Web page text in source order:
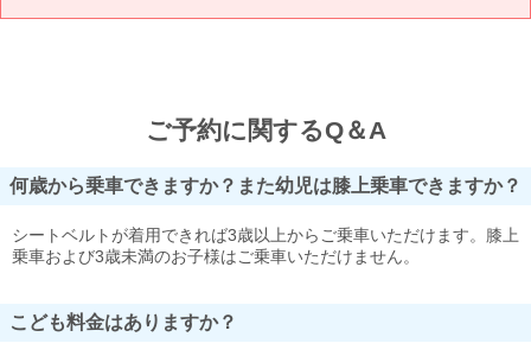
ご予約に関するQ＆A
何歳から乗車できますか？また幼児は膝上乗車できますか？
シートベルトが着用できれば3歳以上からご乗車いただけます。膝上
乗車および3歳未満のお子様はご乗車いただけません。
こども料金はありますか？